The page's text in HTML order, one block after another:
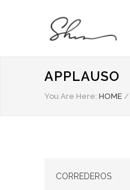
APPLAUSO
You Are Here: HOME /
CORREDEROS